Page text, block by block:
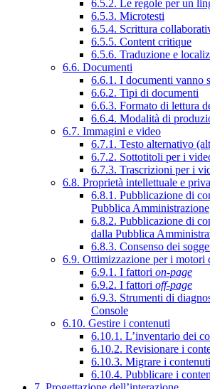
6.5.2. Le regole per un
6.5.3. Microtesti
6.5.4. Scrittura
6.5.5. Content critique
6.5.6. Traduzione e
6.6. Documenti
6.6.1. I documenti vanno
6.6.2. Tipi di documenti
6.6.3. Formato di lettura
6.6.4. Modalità di
6.7. Immagini e video
6.7.1. Testo alternativo
6.7.2. Sottotitoli per i
6.7.3. Trascrizioni per i
6.8. Proprietà intellettuale e
6.8.1. Pubblicazione di
Pubblica Amministrazione
6.8.2. Pubblicazione di
dalla Pubblica
6.8.3. Consenso dei
6.9. Ottimizzazione per i motori
6.9.1. I fattori on-page
6.9.2. I fattori off-page
6.9.3. Strumenti di
Console
6.10. Gestire i contenuti
6.10.1. L’inventario dei
6.10.2. Revisionare i
6.10.3. Migrare i contenuti
6.10.4. Pubblicare i